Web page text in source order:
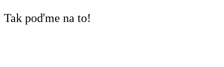
Tak poďme na to!